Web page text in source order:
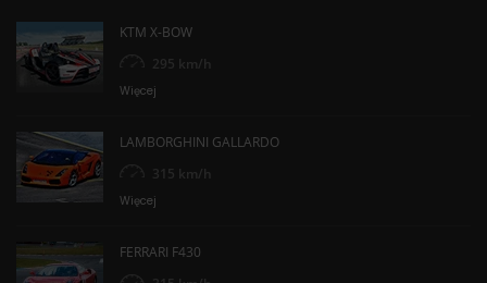
KTM X-BOW
295 km/h
Więcej
LAMBORGHINI GALLARDO
315 km/h
Więcej
FERRARI F430